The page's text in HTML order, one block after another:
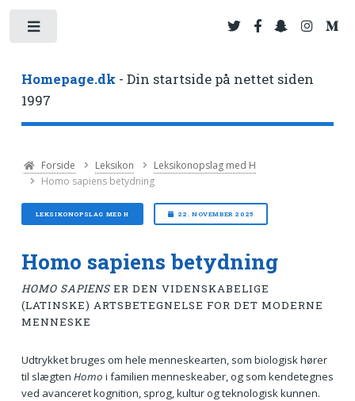
Homepage.dk - Din startside på nettet siden
1997
Forside Leksikon
Leksikonopslag med H
Homo sapiens betydning
LEKSIKONOPSLAG MED H 22. NOVEMBER 2025
Homo sapiens betydning
HOMO SAPIENSER DEN VIDENSKABELIGE
(LATINSKE) ARTSBETEGNELSE FOR DET MODERNE
MENNESKE
Udtrykket bruges om hele menneskearten, som biologisk hører
til slægten Homo i familien menneskeaber, og som kendetegnes
ved avanceret kognition, sprog, kultur og teknologisk kunnen.